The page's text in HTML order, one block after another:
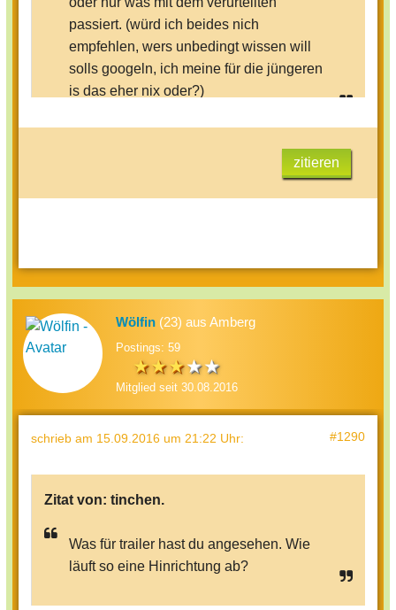
passiert. (würd ich beides nich
empfehlen, wers unbedingt wissen will
solls googeln, ich meine für die jüngeren
is das eher nix oder?)
zitieren
Wölfin (23) aus Amberg
Postings: 59
Mitglied seit 30.08.2016
schrieb am 15.09.2016 um 21:22 Uhr: #1290
Zitat von: tinchen.
Was für trailer hast du angesehen. Wie
läuft so eine Hinrichtung ab?